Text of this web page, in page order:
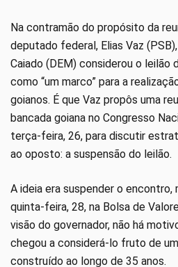
Na contramão do propósito da
deputado federal, Elias Vaz
Caiado (DEM) considerou o leilão
como “um marco” para a
goianos. É que Vaz propôs uma
bancada goiana no Congresso
terça-feira, 26, para discutir
ao oposto: a suspensão do leilão.
A ideia era suspender o encontro,
quinta-feira, 28, na Bolsa de
visão do governador, não há
chegou a considerá-lo fruto de
construído ao longo de 35 anos.